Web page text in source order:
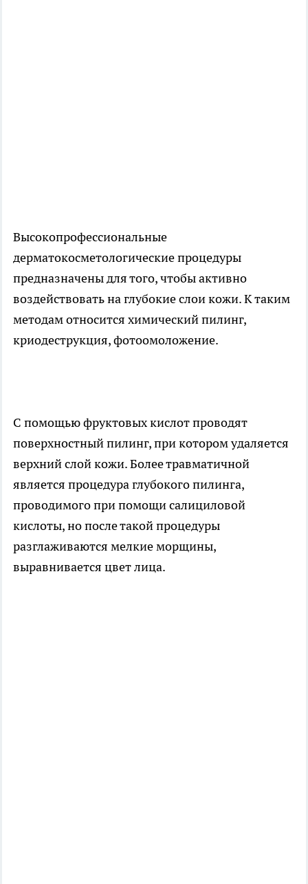
Высокопрофессиональные
дерматокосметологические процедуры
предназначены для того, чтобы активно
воздействовать на глубокие слои кожи. К таким
методам относится химический пилинг,
криодеструкция, фотоомоложение.
С помощью фруктовых кислот проводят
поверхностный пилинг, при котором удаляется
верхний слой кожи. Более травматичной
является процедура глубокого пилинга,
проводимого при помощи салициловой
кислоты, но после такой процедуры
разглаживаются мелкие морщины,
выравнивается цвет лица.